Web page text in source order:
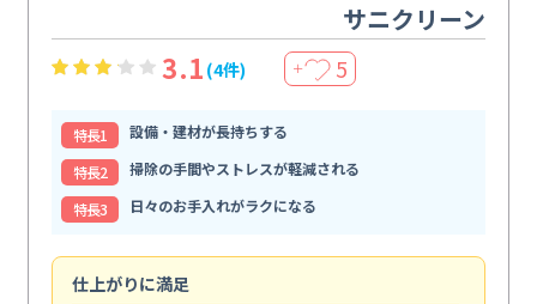
サニクリーン
3.1 (4件) ＋ 5
特⻑1
設備・建材が長持ちする
特⻑2
掃除の手間やストレスが軽減される
特⻑3
日々のお手入れがラクになる
仕上がりに満足